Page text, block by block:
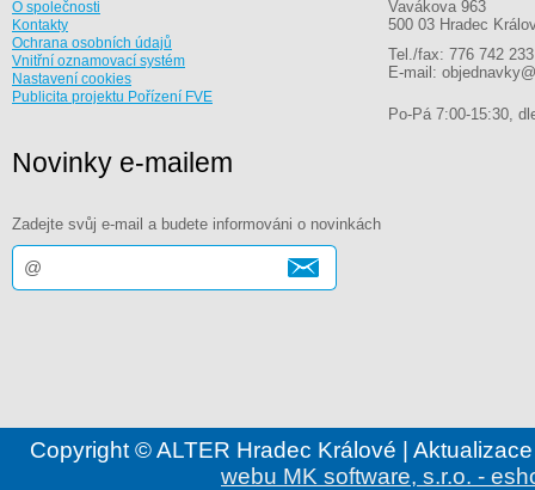
O společnosti
Kontakty
Ochrana osobních údajů
Vnitřní oznamovací systém
Nastavení cookies
Publicita projektu Pořízení FVE
Vavákova 963
500 03 Hradec
Tel./fax: 776 742 233
E-mail:
Po-Pá 7:00-15:30,
Novinky e-mailem
Zadejte svůj e-mail a budete informováni o novinkách
Copyright © ALTER Hradec Králové |
webu MK software, s.r.o. -